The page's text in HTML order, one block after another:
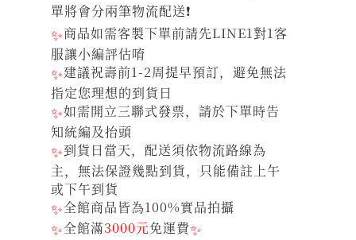
單將會分兩筆物流配送❗
✨商品如需客製下單前請先LINE1對1客
服讓小編評估唷
✨建議祝壽前1-2周提早預訂，避免無法
指定您理想的到貨日
✨如需開立三聯式發票，請於下單時告
知統編及抬頭
✨到貨日當天，配送須依物流路線為
主，無法保證幾點到貨，只能備註上午
或下午到貨
✨全館商品皆為100%實品拍攝
✨全館滿3000元免運費✨